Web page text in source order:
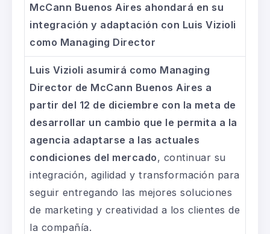
McCann Buenos Aires ahondará en su
integración y adaptación con Luis Vizioli
como Managing Director
Luis Vizioli asumirá como Managing
Director de McCann Buenos Aires a
partir del 12 de diciembre con la meta de
desarrollar un cambio que le permita a la
agencia adaptarse a las actuales
condiciones del mercado, continuar su
integración, agilidad y transformación para
seguir entregando las mejores soluciones
de marketing y creatividad a los clientes de
la compañía.